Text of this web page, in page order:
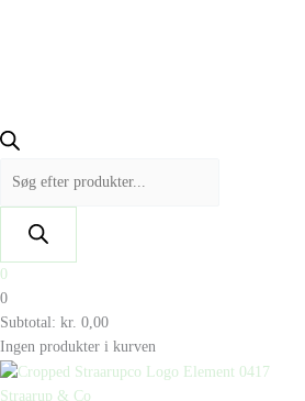
0
0
Subtotal: kr. 0,00
Ingen produkter i kurven
Straarup & Co